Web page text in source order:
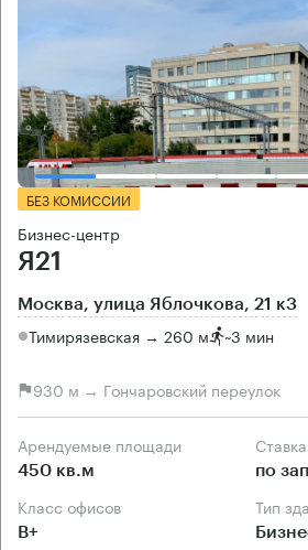
БЕЗ КОМИССИИ
Бизнес-центр
Я21
Москва, улица Яблочкова, 21 к3
Тимирязевская → 260 м ~3 мин
930 м → Гончаровский переулок
Арендуемые площади
450 кв.м по
Класс офисов
B+
Тип